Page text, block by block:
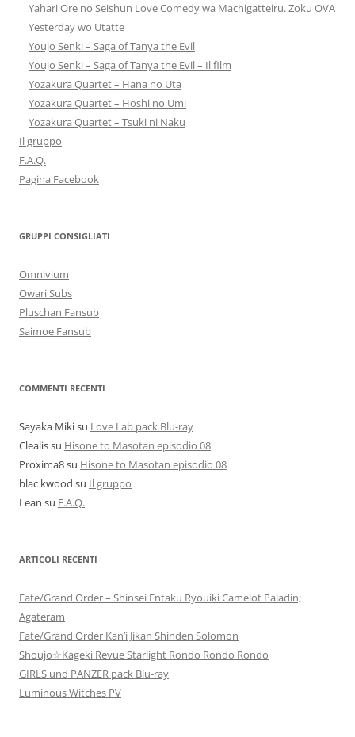
Yahari Ore no Seishun Love Comedy wa Machigatteiru. Zoku OVA
Yesterday wo Utatte
Youjo Senki – Saga of Tanya the Evil
Youjo Senki – Saga of Tanya the Evil – Il film
Yozakura Quartet – Hana no Uta
Yozakura Quartet – Hoshi no Umi
Yozakura Quartet – Tsuki ni Naku
Il gruppo
F.A.Q.
Pagina Facebook
GRUPPI CONSIGLIATI
Omnivium
Owari Subs
Pluschan Fansub
Saimoe Fansub
COMMENTI RECENTI
Sayaka Mikisu Love Lab pack Blu-ray
Clealissu Hisone to Masotan episodio 08
Proxima8su Hisone to Masotan episodio 08
blac kwood su Il gruppo
Lean su F.A.Q.
ARTICOLI RECENTI
Fate/Grand Order – Shinsei Entaku Ryouiki Camelot Paladin;
Agateram
Fate/Grand Order Kan’i Jikan Shinden Solomon
Shoujo☆Kageki Revue Starlight Rondo Rondo Rondo
GIRLS und PANZER pack Blu-ray
Luminous Witches PV